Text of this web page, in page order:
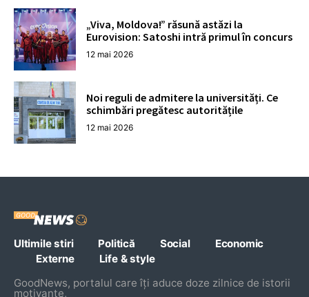
„Viva, Moldova!” răsună astăzi la
Eurovision: Satoshi intră primul în concurs
12 mai 2026
Noi reguli de admitere la universități. Ce
schimbări pregătesc autoritățile
12 mai 2026
Ultimile stiri Politică Social
Economic
Externe
Life & style
GoodNews, portalul care îți aduce doze zilnice de istorii
motivante,